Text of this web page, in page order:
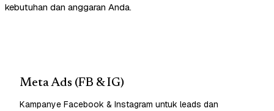
kebutuhan dan anggaran Anda.
Meta Ads (FB & IG)
Kampanye Facebook & Instagram untuk leads dan